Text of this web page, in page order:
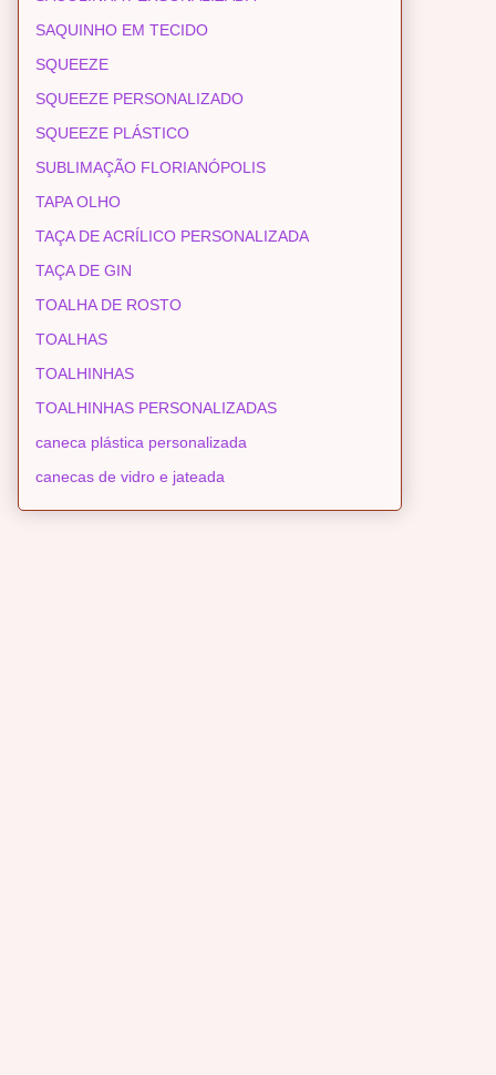
SAQUINHO EM TECIDO
SQUEEZE
SQUEEZE PERSONALIZADO
SQUEEZE PLÁSTICO
SUBLIMAÇÃO FLORIANÓPOLIS
TAPA OLHO
TAÇA DE ACRÍLICO PERSONALIZADA
TAÇA DE GIN
TOALHA DE ROSTO
TOALHAS
TOALHINHAS
TOALHINHAS PERSONALIZADAS
caneca plástica personalizada
canecas de vidro e jateada